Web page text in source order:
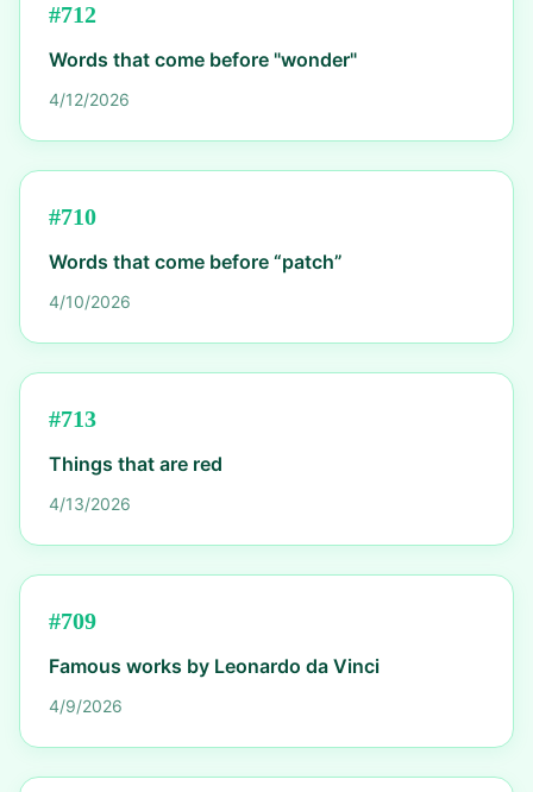
#712
Words that come before "wonder"
4/12/2026
#710
Words that come before “patch”
4/10/2026
#713
Things that are red
4/13/2026
#709
Famous works by Leonardo da Vinci
4/9/2026